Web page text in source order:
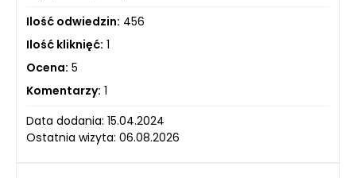
Ilość odwiedzin: 456
Ilość kliknięć: 1
Ocena: 5
Komentarzy: 1
Data dodania: 15.04.2024
Ostatnia wizyta: 06.08.2026